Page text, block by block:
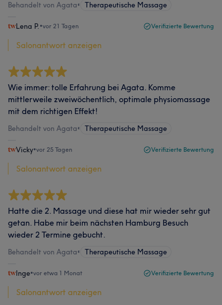
Behandelt von Agata• Therapeutische Massage
Lena P. •vor 21 Tagen Verifizierte Bewertung
Salonantwort anzeigen
Wie immer: tolle Erfahrung bei Agata. Komme
mittlerweile zweiwöchentlich, optimale physiomassage
mit dem richtigen Effekt!
Behandelt von Agata• Therapeutische Massage
Vicky•vor 25 Tagen Verifizierte Bewertung
Salonantwort anzeigen
Hatte die 2. Massage und diese hat mir wieder sehr gut
getan. Habe mir beim nächsten Hamburg Besuch
wieder 2 Termine gebucht.
Behandelt von Agata• Therapeutische Massage
Inge•vor etwa 1 Monat Verifizierte Bewertung
Salonantwort anzeigen